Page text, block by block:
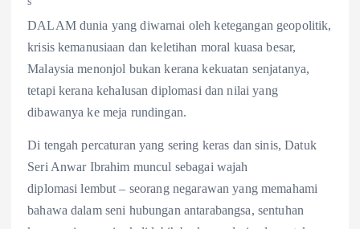
eb
o
o
k
ts
A
p
p
re
DALAM dunia yang diwarnai oleh ketegangan geopolitik,
krisis kemanusiaan dan keletihan moral kuasa besar,
Malaysia menonjol bukan kerana kekuatan senjatanya,
tetapi kerana kehalusan diplomasi dan nilai yang
dibawanya ke meja rundingan.
Di tengah percaturan yang sering keras dan sinis, Datuk
Seri Anwar Ibrahim muncul sebagai wajah
diplomasi lembut – seorang negarawan yang memahami
bahawa dalam seni hubungan antarabangsa, sentuhan